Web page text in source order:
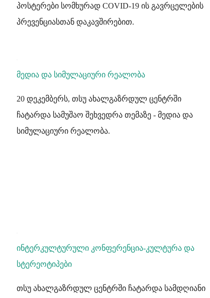
პოსტერები სომხურად COVID-19 ის გავრცელების
პრევენციასთან დაკავშირებით.
მედია და სიმულაციური რეალობა
20 დეკემბერს, თსუ ახალგაზრდულ ცენტრში
ჩატარდა სამუშაო შეხვედრა თემაზე - მედია და
სიმულაციური რეალობა.
ინტერკულტურული კონფერენცია-კულტურა და
სტერეოტიპები
თსუ ახალგაზრდულ ცენტრში ჩატარდა სამდღიანი